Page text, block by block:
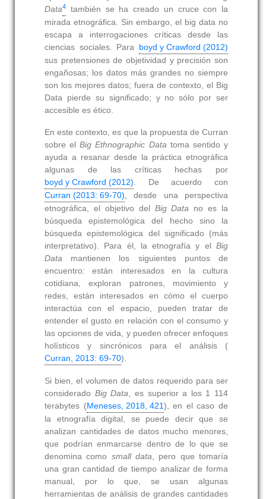
Data4
también se ha creado un cruce con la
mirada etnográfica. Sin embargo, el big data no
escapa a interrogaciones críticas desde las
ciencias sociales. Para boyd y Crawford (2012)
sus pretensiones de objetividad y precisión son
engañosas; los datos más grandes no siempre
son los mejores datos; fuera de contexto, el Big
Data pierde su significado; y no sólo por ser
accesible es ético.
En este contexto, es que la propuesta de Curran
sobre elBig Ethnographic Data toma sentido y
ayuda a resanar desde la práctica etnográfica
algunas de las críticas hechas por
boyd y Crawford (2012) . De acuerdo con
Curran (2013: 69-70) , desde una perspectiva
etnográfica, el objetivo del Big Data no es la
búsqueda epistemológica del hecho sino la
búsqueda epistemológica del significado (más
interpretativo). Para él, la etnografía y elBig
Data mantienen los siguientes puntos de
encuentro: están interesados en la cultura
cotidiana, exploran patrones, movimiento y
redes, están interesados en cómo el cuerpo
interactúa con el espacio, pueden tratar de
entender el gusto en relación con el consumo y
las opciones de vida, y pueden ofrecer enfoques
holísticos y sincrónicos para el análisis (
Curran, 2013: 69-70).
Si bien, el volumen de datos requerido para ser
considerado Big Data , es superior a los 1 114
terabytes (Meneses, 2018, 421), en el caso de
la etnografía digital, se puede decir que se
analizan cantidades de datos mucho menores,
que podrían enmarcarse dentro de lo que se
denomina como small data , pero que tomaría
una gran cantidad de tiempo analizar de forma
manual, por lo que, se usan algunas
herramientas de análisis de grandes cantidades